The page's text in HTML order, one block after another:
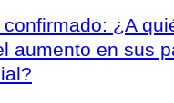
confirmado: ¿A
aumento en sus